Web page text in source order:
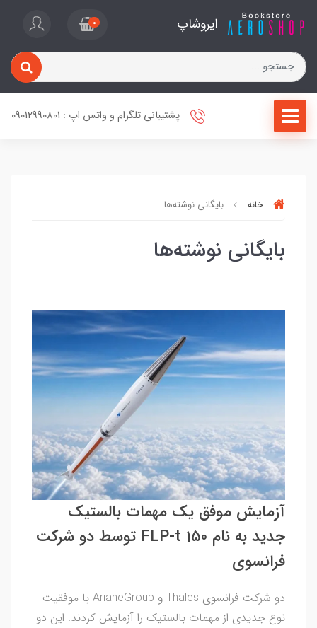
ایروشاپ 0
پشتیبانی تلگرام و واتس اپ : 09012990801
خانه بایگانی نوشته‌ها
بایگانی نوشته‌ها
آزمایش موفق یک مهمات بالستیک
جدید به نام FLP-t 150 توسط دو شرکت
فرانسوی
دو شرکت فرانسوی Thales و ArianeGroup با موفقیت
نوع جدیدی از مهمات بالستیک را آزمایش کردند. این دو